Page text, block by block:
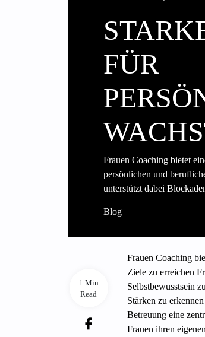
FÜR
Frauen Coaching bietet
persönlichen und
unterstützt dabei
Blog
1 Min
Read
Frauen Coaching
Ziele zu erreichen
Selbstbewusstsein
Stärken zu
Betreuung eine
Frauen ihren